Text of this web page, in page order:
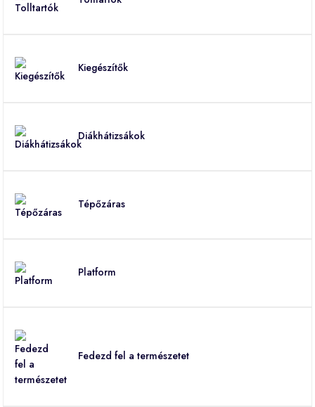
Kiegészítők
Diákhátizsákok
Tépőzáras
Platform
Fedezd fel a természetet